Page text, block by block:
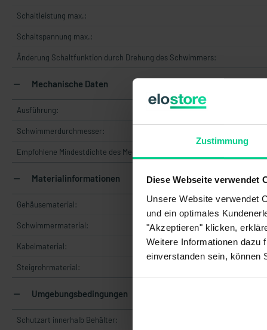
Zustimmung
Diese Webseite verwendet
Unsere Website verwendet
und ein optimales
"Akzeptieren" klicken,
Weitere Informationen dazu
einverstanden sein, können
Schaltleistung max.:
Schaltspannung max.:
Änderung Schaltfunktion durch Drehung des Schwimmers:
Mechanische Daten
Ausführung:
Schwimmerdurchmesser:
Empfohlene Mindestdichte des Mediums:
Materialinformationen
Gehäusematerial:
Schwimmermaterial:
Kabelmaterial:
Steigrohrmaterial:
Umgebungsbedingungen
Schutzart innerhalb Behälter: